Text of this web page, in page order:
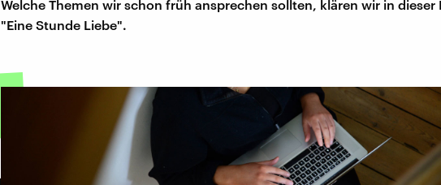
Welche Themen wir schon früh ansprechen sollten, klären wir in dieser
"Eine Stunde Liebe".